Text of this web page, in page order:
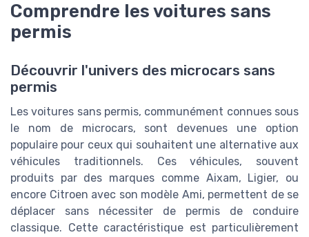
Comprendre les voitures sans
permis
Découvrir l'univers des microcars sans
permis
Les voitures sans permis, communément connues sous
le nom de microcars, sont devenues une option
populaire pour ceux qui souhaitent une alternative aux
véhicules traditionnels. Ces véhicules, souvent
produits par des marques comme Aixam, Ligier, ou
encore Citroen avec son modèle Ami, permettent de se
déplacer sans nécessiter de permis de conduire
classique. Cette caractéristique est particulièrement